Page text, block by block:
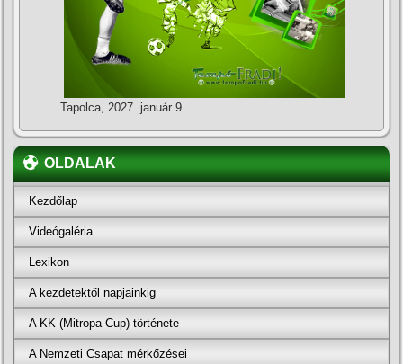
Tapolca, 2027. január 9.
OLDALAK
Kezdőlap
Videógaléria
Lexikon
A kezdetektől napjainkig
A KK (Mitropa Cup) története
A Nemzeti Csapat mérkőzései